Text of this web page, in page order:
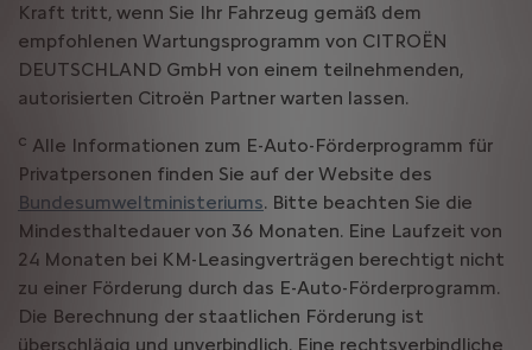
Kraft tritt, wenn Sie Ihr Fahrzeug gemäß dem
empfohlenen Wartungsprogramm von CITROËN
DEUTSCHLAND GmbH von einem teilnehmenden,
autorisierten Citroën Partner warten lassen.
c Alle Informationen zum E-Auto-Förderprogramm für
Privatpersonen finden Sie auf der Website des
Bundesumweltministeriums. Bitte beachten Sie die
Mindesthaltedauer von 36 Monaten. Eine Laufzeit von
24 Monaten bei KM-Leasingverträgen berechtigt nicht
zu einer Förderung durch das E-Auto-Förderprogramm.
Die Berechnung der staatlichen Förderung ist
überschlägig und unverbindlich. Eine rechtsverbindliche